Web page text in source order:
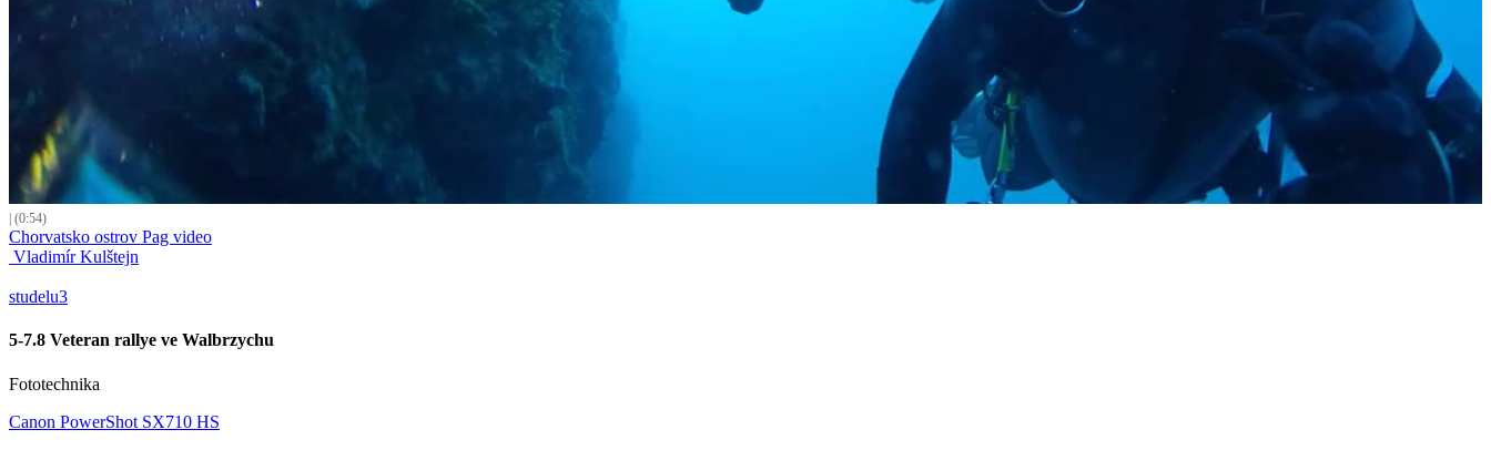
| (0:54)
Chorvatsko ostrov Pag video
Vladimír Kulštejn
studelu3
5-7.8 Veteran rallye ve Walbrzychu
Fototechnika
Canon PowerShot SX710 HS